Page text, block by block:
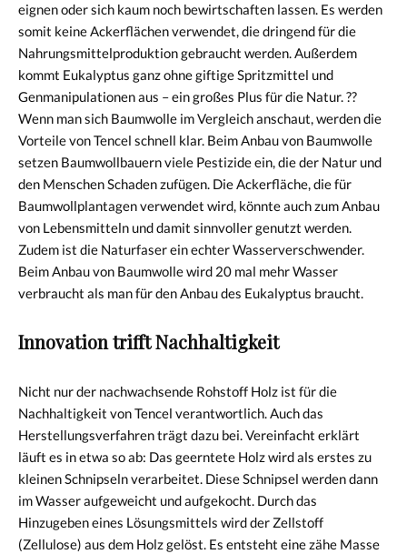
eignen oder sich kaum noch bewirtschaften lassen. Es werden
somit keine Ackerflächen verwendet, die dringend für die
Nahrungsmittelproduktion gebraucht werden. Außerdem
kommt Eukalyptus ganz ohne giftige Spritzmittel und
Genmanipulationen aus – ein großes Plus für die Natur. ??
Wenn man sich Baumwolle im Vergleich anschaut, werden die
Vorteile von Tencel schnell klar. Beim Anbau von Baumwolle
setzen Baumwollbauern viele Pestizide ein, die der Natur und
den Menschen Schaden zufügen. Die Ackerfläche, die für
Baumwollplantagen verwendet wird, könnte auch zum Anbau
von Lebensmitteln und damit sinnvoller genutzt werden.
Zudem ist die Naturfaser ein echter Wasserverschwender.
Beim Anbau von Baumwolle wird 20 mal mehr Wasser
verbraucht als man für den Anbau des Eukalyptus braucht.
Innovation trifft Nachhaltigkeit
Nicht nur der nachwachsende Rohstoff Holz ist für die
Nachhaltigkeit von Tencel verantwortlich. Auch das
Herstellungsverfahren trägt dazu bei. Vereinfacht erklärt
läuft es in etwa so ab: Das geerntete Holz wird als erstes zu
kleinen Schnipseln verarbeitet. Diese Schnipsel werden dann
im Wasser aufgeweicht und aufgekocht. Durch das
Hinzugeben eines Lösungsmittels wird der Zellstoff
(Zellulose) aus dem Holz gelöst. Es entsteht eine zähe Masse